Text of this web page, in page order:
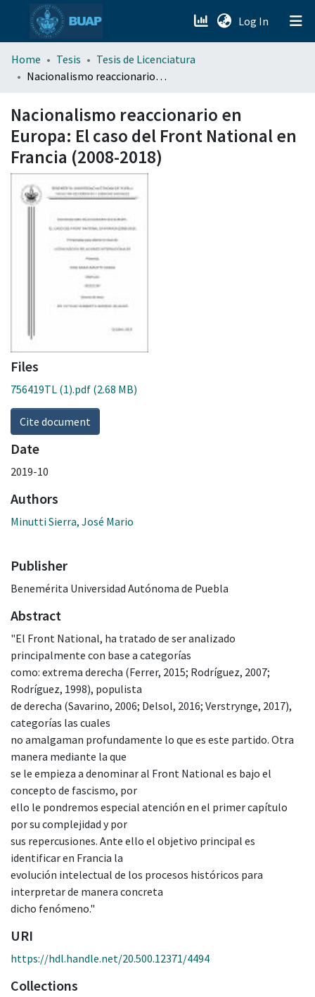
Log In (current)
menu.section.about_menu
Home Tesis
Tesis de Licenciatura
Nacionalismo reaccionario en Europa: El caso del Front National en Francia (2008-2018)
Nacionalismo reaccionario en
Europa: El caso del Front National en
Francia (2008-2018)
Files
756419TL (1).pdf (2.68 MB)
Cite document
Date
2019-10
Authors
Minutti Sierra, José Mario
Publisher
Benemérita Universidad Autónoma de Puebla
Abstract
"El Front National, ha tratado de ser analizado
principalmente con base a categorías
como: extrema derecha (Ferrer, 2015; Rodríguez, 2007;
Rodríguez, 1998), populista
de derecha (Savarino, 2006; Delsol, 2016; Verstrynge, 2017),
categorías las cuales
no amalgaman profundamente lo que es este partido. Otra
manera mediante la que
se le empieza a denominar al Front National es bajo el
concepto de fascismo, por
ello le pondremos especial atención en el primer capítulo
por su complejidad y por
sus repercusiones. Ante ello el objetivo principal es
identificar en Francia la
evolución intelectual de los procesos históricos para
interpretar de manera concreta
dicho fenómeno."
URI
https://hdl.handle.net/20.500.12371/4494
Collections